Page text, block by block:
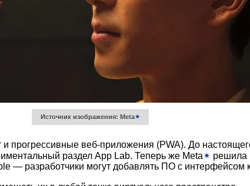
Источник изображения: Meta✴
прогрессивные веб-приложения (PWA). До
раздел App Lab. Теперь же Meta✴ решила
— разработчики могут добавлять ПО с